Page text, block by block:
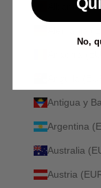
Albania
Antigua y
Argentina
Australia
Austria
No,